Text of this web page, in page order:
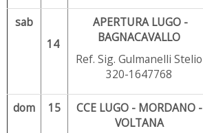
sab
14
APERTURA LUGO -
BAGNACAVALLO
Ref. Sig. Gulmanelli Stelio
320-1647768
dom 15
CCE LUGO - MORDANO -
VOLTANA